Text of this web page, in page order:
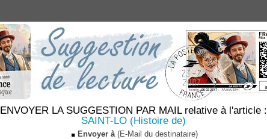
ENVOYER LA SUGGESTION PAR MAIL relative à l'article :
SAINT-LO (Histoire de)
Envoyer à(E-Mail du destinataire)